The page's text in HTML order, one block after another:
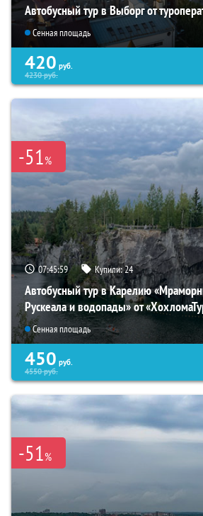
Автобусный тур в Выборг от
Сенная площадь
420 руб.
4230руб.
-51%
07:45:57 Купили:24
Автобусный тур в Карелию
Рускеала и водопады» от
Сенная площадь
450 руб.
4550руб.
-51%